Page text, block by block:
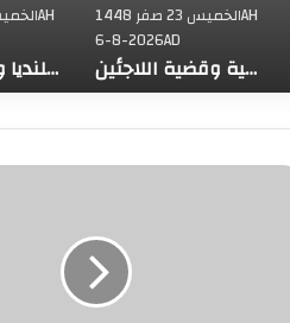
16 إصابة جراء عدوان الاحتلال على قلنديا وكفر عقب
الخميس 23 صفر 1448AH
6-8-2026AD
محافظة القدس: العدوان على مخيم قلنديا يستهدف المخيمات الفلسطينية وقضية اللاجئين